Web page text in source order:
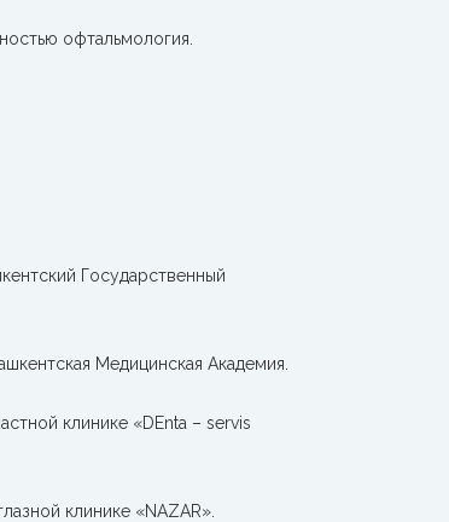
офтальмология.
Государственный
Медицинская Академия.
клинике «DEnta – servis
клинике «NAZAR».